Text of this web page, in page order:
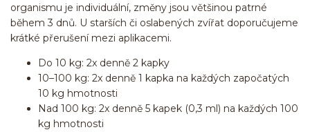
organismu je individuální, změny jsou většinou patrné
během 3 dnů. U starších či oslabených zvířat doporučujeme
krátké přerušení mezi aplikacemi.
Do 10 kg: 2x denně 2 kapky
10–100 kg: 2x denně 1 kapka na každých započatých
10 kg hmotnosti
Nad 100 kg: 2x denně 5 kapek (0,3 ml) na každých 100
kg hmotnosti